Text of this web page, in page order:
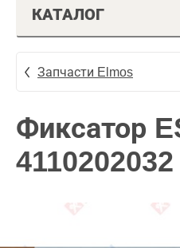
КАТАЛОГ
Запчасти Elmos
Фиксатор